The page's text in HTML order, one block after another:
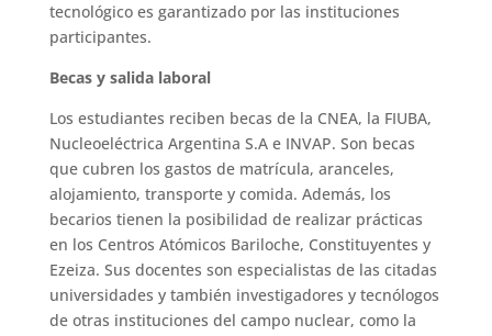
tecnológico es garantizado por las instituciones
participantes.
Becas y salida laboral
Los estudiantes reciben becas de la CNEA, la FIUBA,
Nucleoeléctrica Argentina S.A e INVAP. Son becas
que cubren los gastos de matrícula, aranceles,
alojamiento, transporte y comida. Además, los
becarios tienen la posibilidad de realizar prácticas
en los Centros Atómicos Bariloche, Constituyentes y
Ezeiza. Sus docentes son especialistas de las citadas
universidades y también investigadores y tecnólogos
de otras instituciones del campo nuclear, como la